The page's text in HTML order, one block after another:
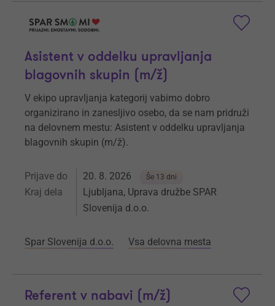
Asistent v oddelku upravljanja
blagovnih skupin (m/ž)
V ekipo upravljanja kategorij vabimo dobro
organizirano in zanesljivo osebo, da se nam pridruži
na delovnem mestu: Asistent v oddelku upravljanja
blagovnih skupin (m/ž).
Prijave do 20. 8. 2026 Še 13 dni
Kraj dela
Ljubljana, Uprava družbe SPAR
Slovenija d.o.o.
Spar Slovenija d.o.o. Vsa delovna mesta
Referent v nabavi (m/ž)